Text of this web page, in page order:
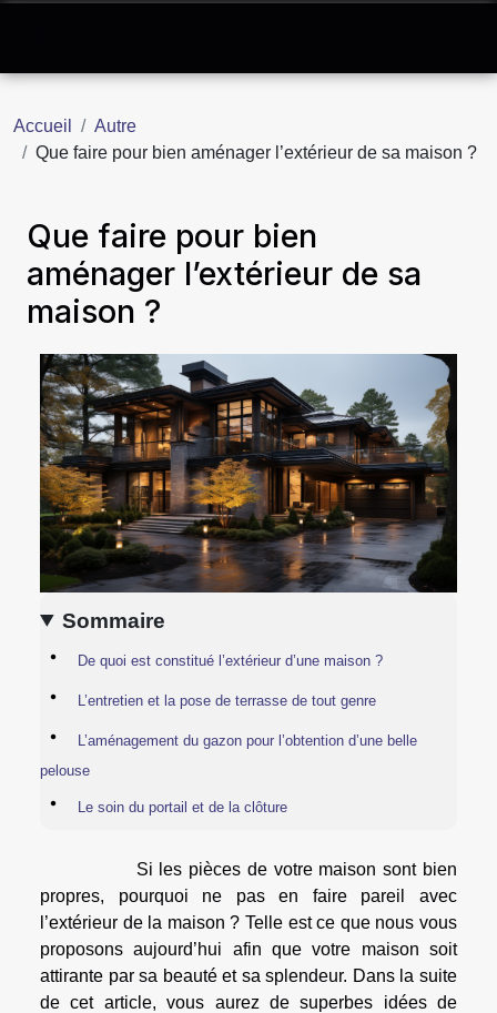
Accueil
Autre
Que faire pour bien aménager l’extérieur de sa maison ?
Que faire pour bien
aménager l’extérieur de sa
maison ?
Sommaire
De quoi est constitué l’extérieur d’une maison ?
L’entretien et la pose de terrasse de tout genre
L’aménagement du gazon pour l’obtention d’une belle
pelouse
Le soin du portail et de la clôture
Si les pièces de votre maison sont bien
propres, pourquoi ne pas en faire pareil avec
l’extérieur de la maison ? Telle est ce que nous vous
proposons aujourd’hui afin que votre maison soit
attirante par sa beauté et sa splendeur. Dans la suite
de cet article, vous aurez de superbes idées de